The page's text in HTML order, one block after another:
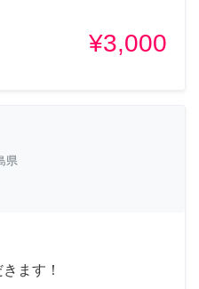
¥3,000
県
ます！